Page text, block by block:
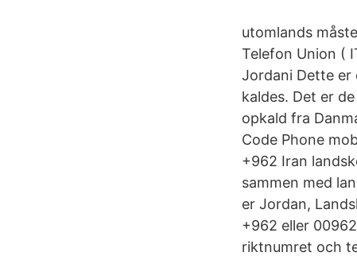
utomlands
Telefon Union (
Jordani Dette er
kaldes. Det er
opkald fra
Code Phone
+962 Iran
sammen med
er Jordan,
+962 eller
riktnumret och